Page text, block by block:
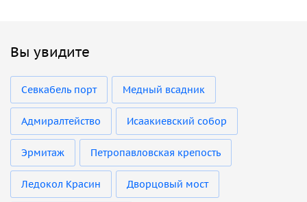
Вы увидите
Севкабель порт Медный всадник
Адмиралтейство Исаакиевский собор
Эрмитаж Петропавловская крепость
Ледокол Красин Дворцовый мост